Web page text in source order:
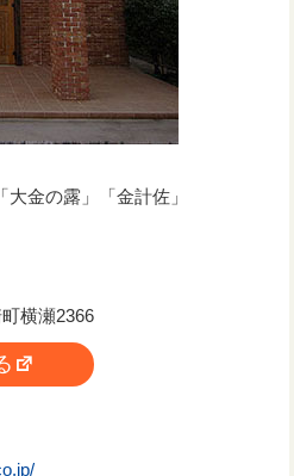
金の露」「金計佐」
横瀬2366